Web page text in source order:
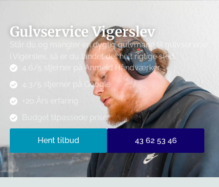
Gulvservice Vigerslev
Står du og mangler en dygtig gulvmand til gulvservice
i Vigerslev, så er du landet det helt rigtige sted.
4,6/5 stjerner på Anmeld Håndværker
4,3/5 stjerner på Google
+20 Års erfaring
Budget tilpassede priser
Hent tilbud 43 62 53 46